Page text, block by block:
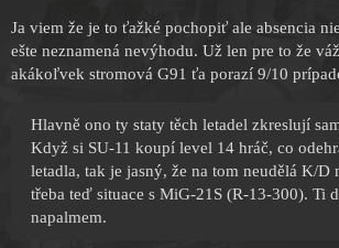
Ja viem že je to ťažké pochopiť ale absencia
ešte neznamená nevýhodu. Už len pre to že
akákoľvek stromová G91 ťa porazí 9/10
Hlavně ono ty staty těch letadel zkreslují
Když si SU-11 koupí level 14 hráč, co
letadla, tak je jasný, že na tom neudělá K/D
třeba teď situace s MiG-21S (R-13-300). Ti
napalmem.